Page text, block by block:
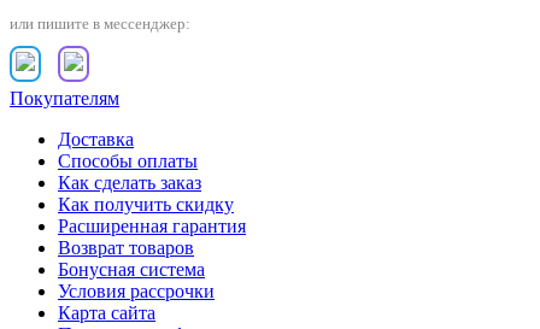
или пишите в мессенджер:
Покупателям
Доставка
Способы оплаты
Как сделать заказ
Как получить скидку
Расширенная гарантия
Возврат товаров
Бонусная система
Условия рассрочки
Карта сайта